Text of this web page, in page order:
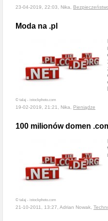
23-04-2019, 22:03, Nika,
Moda na .pl
© talaj - istockphoto.com
19-02-2019, 21:21, Nika, Pieniądze
100 milionów domen
© talaj - istockphoto.com
21-10-2011, 13:27, Adrian Nowak,